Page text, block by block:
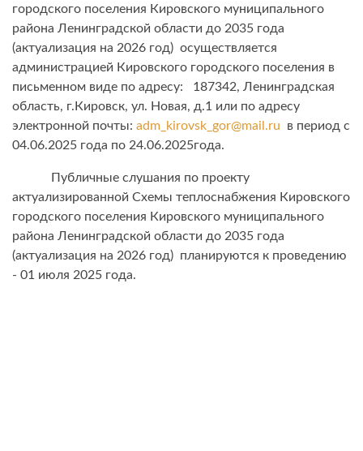
городского поселения Кировского муниципального
района Ленинградской области до 2035 года
(актуализация на 2026 год) осуществляется
администрацией Кировского городского поселения в
письменном виде по адресу: 187342, Ленинградская
область, г.Кировск, ул. Новая, д.1 или по адресу
электронной почты: adm_kirovsk_gor@mail.ru в период с
04.06.2025 года по 24.06.2025года.
Публичные слушания по проекту
актуализированной Схемы теплоснабжения Кировского
городского поселения Кировского муниципального
района Ленинградской области до 2035 года
(актуализация на 2026 год) планируются к проведению
- 01 июля 2025 года.